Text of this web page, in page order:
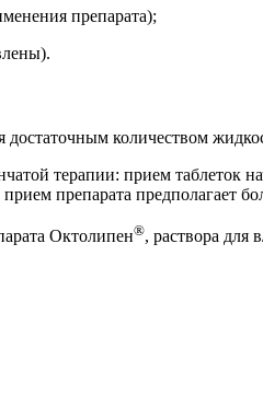
препарата);
количеством
терапии: прием таблеток
препарата предполагает
Октолипен®, раствора для